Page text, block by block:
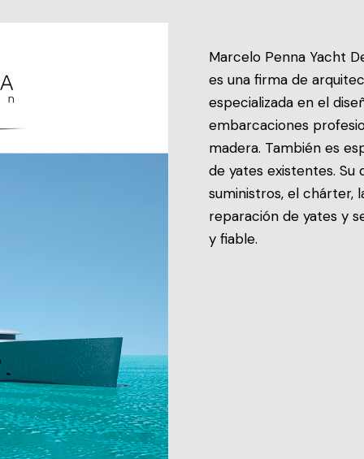
Marcelo Penna Yacht
es una firma de
especializada en el
embarcaciones
madera. También es
de yates existentes. Su
suministros, el chárter,
reparación de yates y
y fiable.